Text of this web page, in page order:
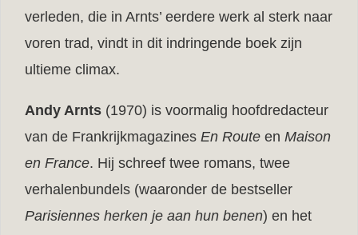
verleden, die in Arnts’ eerdere werk al sterk naar
voren trad, vindt in dit indringende boek zijn
ultieme climax.
Andy Arnts (1970) is voormalig hoofdredacteur
van de Frankrijkmagazines En Route en Maison
en France. Hij schreef twee romans, twee
verhalenbundels (waaronder de bestseller
Parisiennes herken je aan hun benen) en het